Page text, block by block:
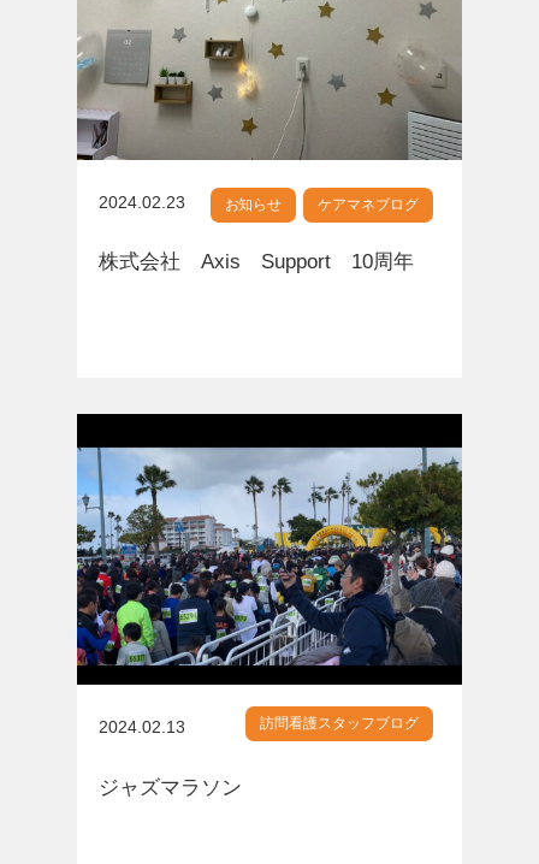
2024.02.23 お知らせ ケアマネブログ
株式会社 Axis Support 10周年
2024.02.13 訪問看護スタッフブログ
ジャズマラソン